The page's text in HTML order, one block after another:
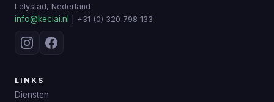
Lelystad, Nederland
info@keciai.nl | +31 (0) 320 798 133
LINKS
Diensten